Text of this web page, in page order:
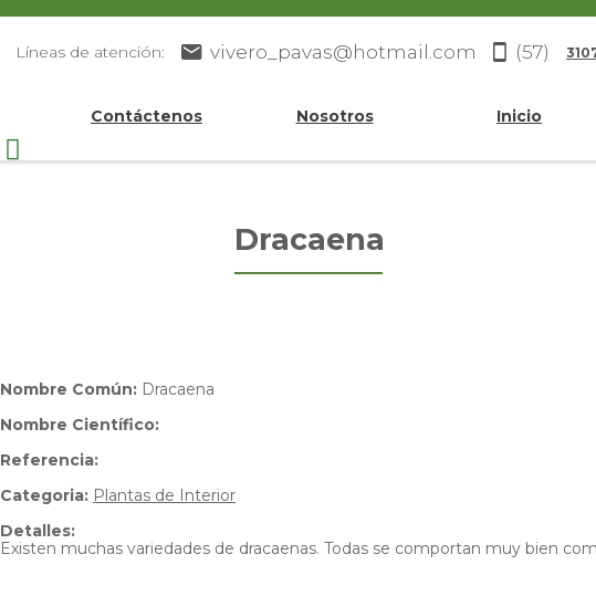
Líneas de atención: vivero_pavas@hotmail.com (57)
Contáctenos Nosotros Inicio
Dracaena
Nombre Común: Dracaena
Nombre Científico:
Referencia:
Categoria: Plantas de Interior
Detalles:
Existen muchas variedades de dracaenas. Todas se comportan muy bien